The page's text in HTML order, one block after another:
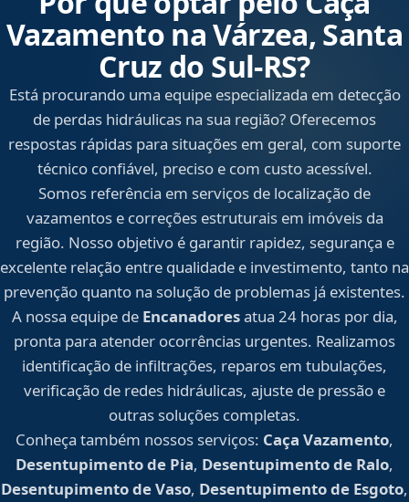
Vazamento na Várzea, Santa
Cruz do Sul‑RS?
Está procurando uma equipe especializada em detecção
de perdas hidráulicas na sua região? Oferecemos
respostas rápidas para situações em geral, com suporte
técnico confiável, preciso e com custo acessível.
Somos referência em serviços de localização de
vazamentos e correções estruturais em imóveis da
região. Nosso objetivo é garantir rapidez, segurança e
excelente relação entre qualidade e investimento, tanto na
prevenção quanto na solução de problemas já existentes.
A nossa equipe de Encanadoresatua 24 horas por dia,
pronta para atender ocorrências urgentes. Realizamos
identificação de infiltrações, reparos em tubulações,
verificação de redes hidráulicas, ajuste de pressão e
outras soluções completas.
Conheça também nossos serviços: Caça Vazamento,
Desentupimento de Pia, Desentupimento de Ralo,
Desentupimento de Vaso, Desentupimento de Esgoto,